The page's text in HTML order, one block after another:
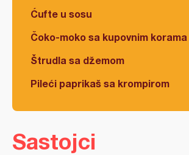
Ćufte u sosu
Čoko-moko sa kupovnim korama
Štrudla sa džemom
Pileći paprikaš sa krompirom
Sastojci